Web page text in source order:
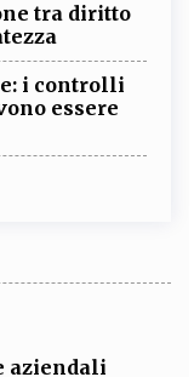
tra diritto
i controlli
essere
aziendali